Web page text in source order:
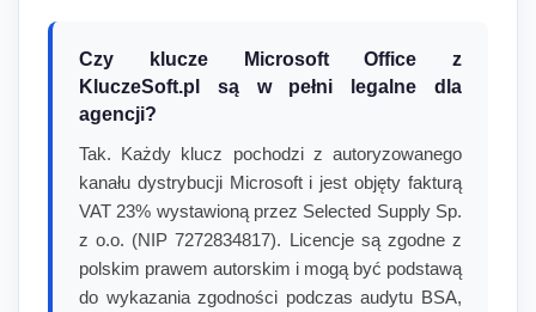
Czy klucze Microsoft Office z
KluczeSoft.pl są w pełni legalne dla
agencji?
Tak. Każdy klucz pochodzi z autoryzowanego
kanału dystrybucji Microsoft i jest objęty fakturą
VAT 23% wystawioną przez Selected Supply Sp.
z o.o. (NIP 7272834817). Licencje są zgodne z
polskim prawem autorskim i mogą być podstawą
do wykazania zgodności podczas audytu BSA,